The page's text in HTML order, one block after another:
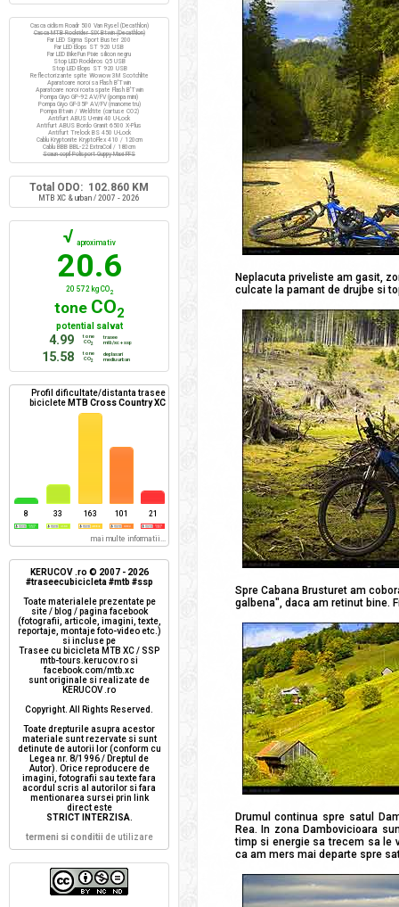
Neplacuta priveliste am gasit,
culcate la pamant de drujbe si
Spre Cabana Brusturet am
galbena", daca am retinut bine.
Drumul continua spre satul
Rea. In zona Dambovicioara
timp si energie sa trecem sa le
ca am mers mai departe spre
Casca ciclism Roadr 500 Van Rysel (Decathlon)
Casca MTB Rockrider SIX Btwin (Decathlon)
Far LED Sigma Sport Buster 200
Far LED Elops ST 920 USB
Far LED BikeFun Pixie silicon negru
Stop LED Rockbros Q5 USB
Stop LED Elops ST 920 USB
Reflectorizante spite Wowow 3M Scotchlite
Aparatoare noroi sa Flash B'Twin
Aparatoare noroi roata spate Flash B'Twin
Pompa Giyo GP-92 AV/FV (pompa mini)
Pompa Giyo GF-35P AV/FV (manometru)
Pompa Btwin / Weldtite (cartuse CO2)
Antifurt ABUS U-mini 40 U-Lock
Antifurt ABUS Bordo Granit 6500 X-Plus
Antifurt Trelock BS 450 U-Lock
Cablu Kryptonite KryptoFlex 410 / 120cm
Cablu BBB BBL-22 ExtraCoil / 180cm
Scaun copil Polisport Guppy Maxi FFS
Total ODO: 102.860 KM
MTB XC & urban / 2007 - 2026
√ aproximativ
20.6
20 572 kg CO2
tone CO2
potential salvat
4.99
tone
CO2
trasee
mtb/xc + ssp
15.58
tone
CO2
deplasari
mediu urban
Profil dificultate/distanta trasee
biciclete MTB Cross Country XC
8 33 163 101 21
mai multe informatii...
KERUCOV .ro © 2007 - 2026
#traseecubicicleta #mtb #ssp
Toate materialele prezentate pe
site / blog / pagina facebook
(fotografii, articole, imagini, texte,
reportaje, montaje foto-video etc.)
si incluse pe
Trasee cu bicicleta MTB XC / SSP
mtb-tours.kerucov.ro si
facebook.com/mtb.xc
sunt originale si realizate de
KERUCOV .ro
Copyright. All Rights Reserved.
Toate drepturile asupra acestor
materiale sunt rezervate si sunt
detinute de autorii lor (conform cu
Legea nr. 8/1996 / Dreptul de
Autor). Orice reproducere de
imagini, fotografii sau texte fara
acordul scris al autorilor si fara
mentionarea sursei prin link
direct este
STRICT INTERZISA.
termeni si conditii de utilizare